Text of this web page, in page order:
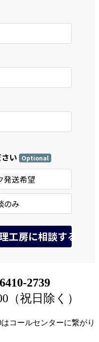
2739
祝日除く）
はコールセンターに繋がり